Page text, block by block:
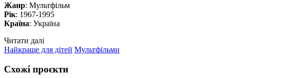
Жанр: Мультфільм
Рік: 1967-1995
Країна: Україна
Читати далі
Найкраще для дітей Мультфільми
Схожі проєкти